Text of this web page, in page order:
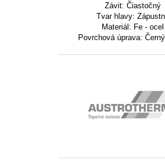
Závit: Čiastočný
Tvar hlavy:
Materiál: Fe - ocel
Povrchová úprava: